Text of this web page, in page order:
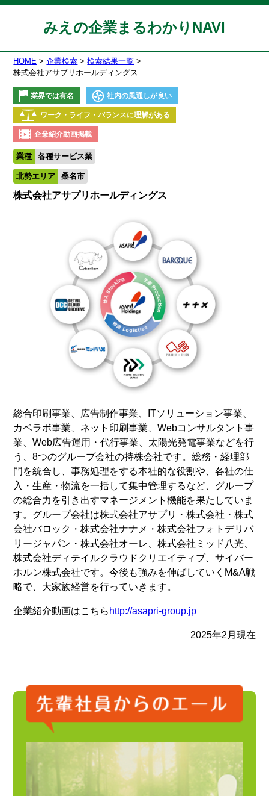
みえの企業まるわかりNAVI
HOME 企業検索
検索結果一覧
株式会社アサプリホールディングス
業界では有名 社内の風通しが良い
ワーク・ライフ・バランスに理解がある
企業紹介動画掲載
業種 各種サービス業
北勢エリア 桑名市
株式会社アサプリホールディングス
総合印刷事業、広告制作事業、ITソリューション事業、
カベラボ事業、ネット印刷事業、Webコンサルタント事
業、Web広告運用・代行事業、太陽光発電事業などを行
う、8つのグループ会社の持株会社です。総務・経理部
門を統合し、事務処理をする本社的な役割や、各社の仕
入・生産・物流を一括して集中管理するなど、グループ
の総合力を引き出すマネージメント機能を果たしていま
す。グループ会社は株式会社アサプリ・株式会社・株式
会社バロック・株式会社ナナメ・株式会社フォトデリバ
リージャパン・株式会社オーレ、株式会社ミッド八光、
株式会社ディテイルクラウドクリエイティブ、サイバー
ホルン株式会社です。今後も強みを伸ばしていくM&A戦
略で、大家族経営を行っていきます。
企業紹介動画はこちら http://asapri-group.jp
2025年2月現在